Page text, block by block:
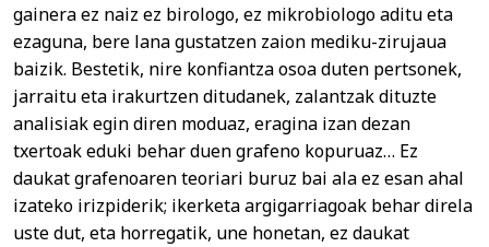
gainera ez naiz ez birologo, ez mikrobiologo aditu eta
ezaguna, bere lana gustatzen zaion mediku-zirujaua
baizik. Bestetik, nire konfiantza osoa duten pertsonek,
jarraitu eta irakurtzen ditudanek, zalantzak dituzte
analisiak egin diren moduaz, eragina izan dezan
txertoak eduki behar duen grafeno kopuruaz… Ez
daukat grafenoaren teoriari buruz bai ala ez esan ahal
izateko irizpiderik; ikerketa argigarriagoak behar direla
uste dut, eta horregatik, une honetan, ez daukat